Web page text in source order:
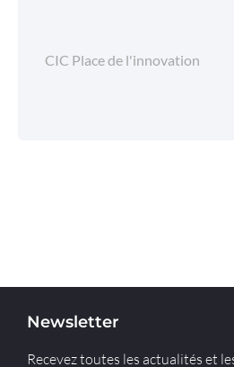
CIC Place de l'innovation
Newsletter
Recevez toutes les actualités et